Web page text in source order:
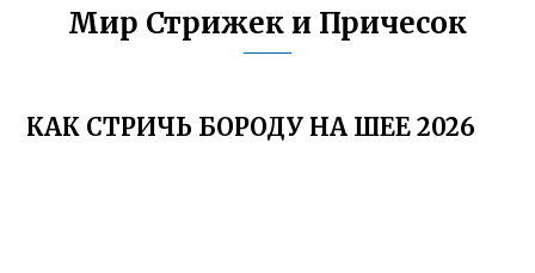
Мир Стрижек и Причесок
КАК СТРИЧЬ БОРОДУ НА ШЕЕ 2026